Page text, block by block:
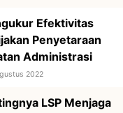
Efektivitas
Penyetaraan
Administrasi
2022
LSP Menjaga